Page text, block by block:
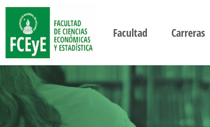
Facultad Carreras